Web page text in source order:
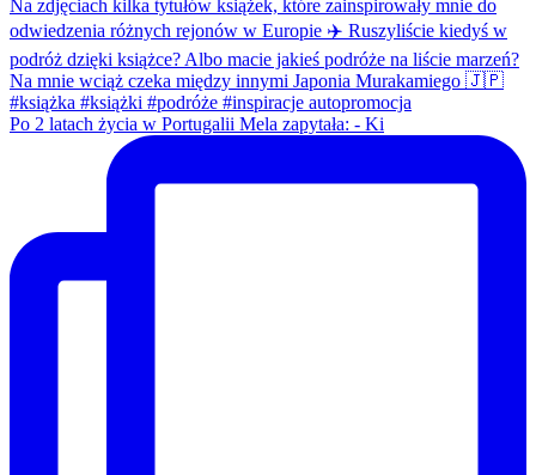
Po 2 latach życia w Portugalii Mela zapytała: - Ki